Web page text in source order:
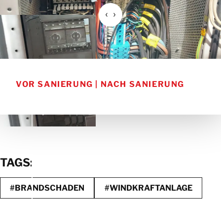
VOR SANIERUNG | NACH SANIERUNG
TAGS:
#BRANDSCHADEN #WINDKRAFTANLAGE